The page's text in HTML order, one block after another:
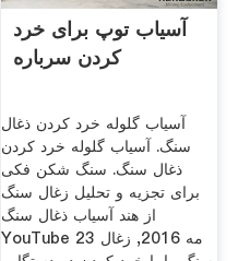
آسیاب توپ برای خرد
کردن سرباره
آسیاب گلوله خرد کردن ذغال
سنگ. آسیاب گلوله خرد کردن
ذغال سنگ. سنگ شکن فکی
برای تجزیه و تحلیل زغال سنگ
از هند آسیاب ذغال سنگ
YouTube 23 مه 2016, زغال